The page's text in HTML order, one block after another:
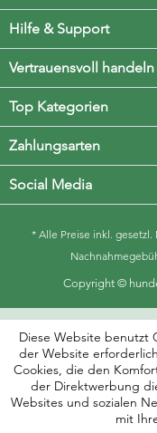
Hilfe & Support
Vertrauensvoll handeln
Top Kategorien
Zahlungsarten
Social Media
* Alle Preise inkl. gesetzl.
Copyright ©
Diese Website benutzt
der Website
Cookies, die den
der Direktwerbung
Websites und sozialen
mit